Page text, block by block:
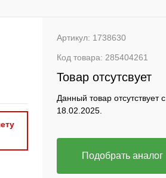
Артикул: 1738630
Код товара: 285404261
Товар отсутсвует
Данный товар отсутствует с
18.02.2025.
Подобрать аналог